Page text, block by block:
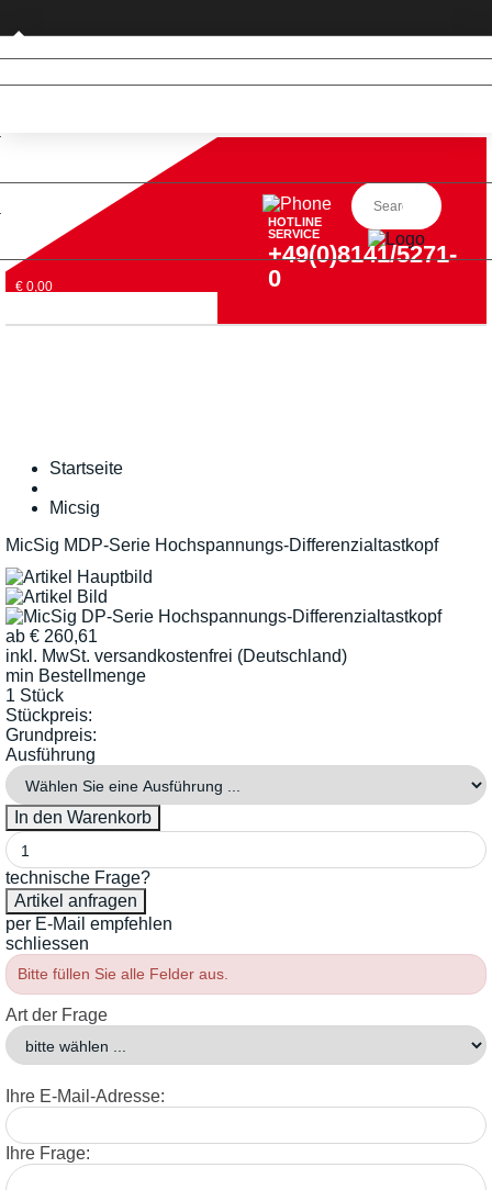
Privatkunde (nur DE)
€ 0,00
HOTLINE
SERVICE
+49(0)8141/5271-
0
Startseite
Micsig
MicSig MDP-Serie Hochspannungs-Differenzialtastkopf
ab € 260,61
inkl. MwSt. versandkostenfrei (Deutschland)
min Bestellmenge
1 Stück
Stückpreis:
Grundpreis:
Ausführung
technische Frage?
per E-Mail empfehlen
schliessen
Bitte füllen Sie alle Felder aus.
Art der Frage
Ihre E-Mail-Adresse:
Ihre Frage: